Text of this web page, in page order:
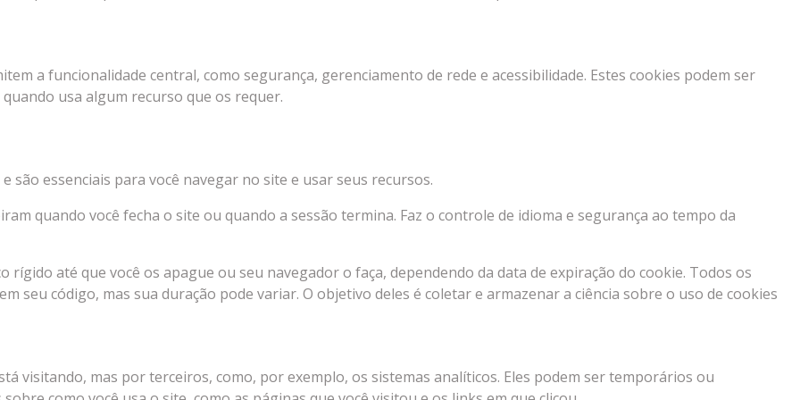
a funcionalidade central, como segurança, gerenciamento de rede e acessibilidade. Estes cookies podem ser
usa algum recurso que os requer.
essenciais para você navegar no site e usar seus recursos.
quando você fecha o site ou quando a sessão termina. Faz o controle de idioma e segurança ao tempo da
rígido até que você os apague ou seu navegador o faça, dependendo da data de expiração do cookie. Todos os
seu código, mas sua duração pode variar. O objetivo deles é coletar e armazenar a ciência sobre o uso de cookies
visitando, mas por terceiros, como, por exemplo, os sistemas analíticos. Eles podem ser temporários ou